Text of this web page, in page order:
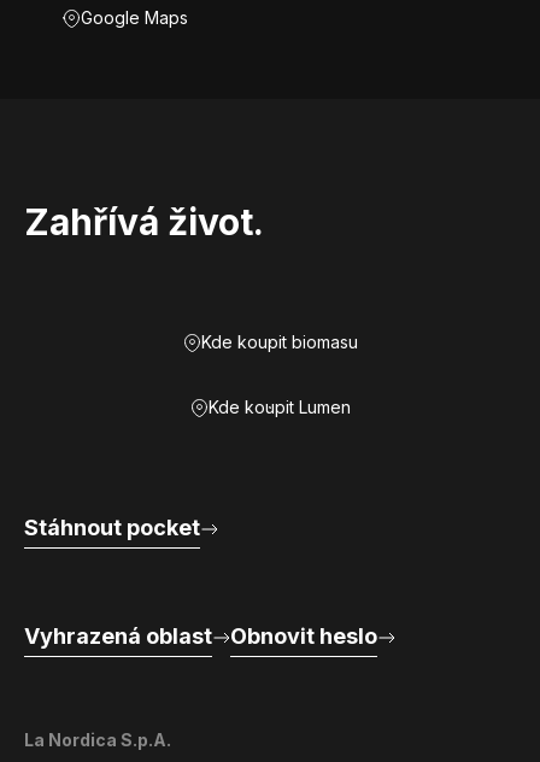
Google Maps
Zahřívá život.
Kde koupit biomasu
Kde koupit Lumen
La Nordica S.p.A.
Stáhnout pocket
Vyhrazená oblast Obnovit heslo